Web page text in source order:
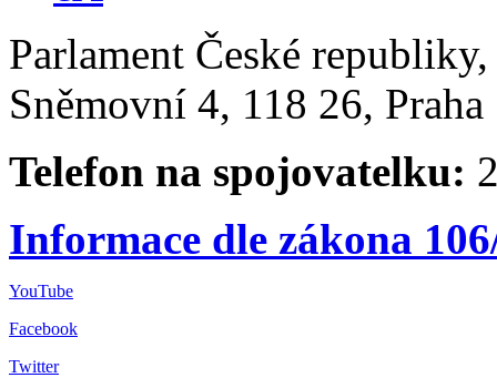
Parlament České
Sněmovní 4, 118 26,
Telefon na spojovatelku:
Informace dle zákona
YouTube
Facebook
Twitter